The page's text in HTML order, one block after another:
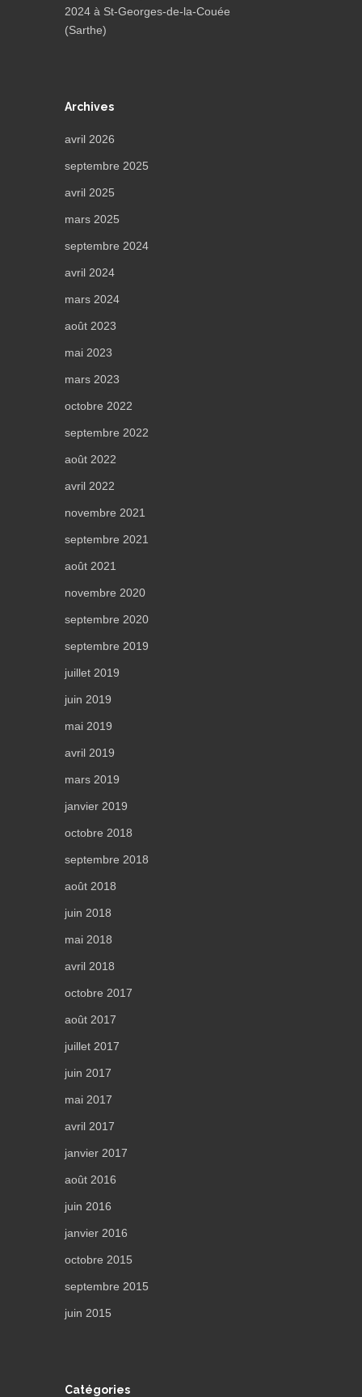
2024 à St-Georges-de-la-Couée
(Sarthe)
Archives
avril 2026
septembre 2025
avril 2025
mars 2025
septembre 2024
avril 2024
mars 2024
août 2023
mai 2023
mars 2023
octobre 2022
septembre 2022
août 2022
avril 2022
novembre 2021
septembre 2021
août 2021
novembre 2020
septembre 2020
septembre 2019
juillet 2019
juin 2019
mai 2019
avril 2019
mars 2019
janvier 2019
octobre 2018
septembre 2018
août 2018
juin 2018
mai 2018
avril 2018
octobre 2017
août 2017
juillet 2017
juin 2017
mai 2017
avril 2017
janvier 2017
août 2016
juin 2016
janvier 2016
octobre 2015
septembre 2015
juin 2015
Catégories